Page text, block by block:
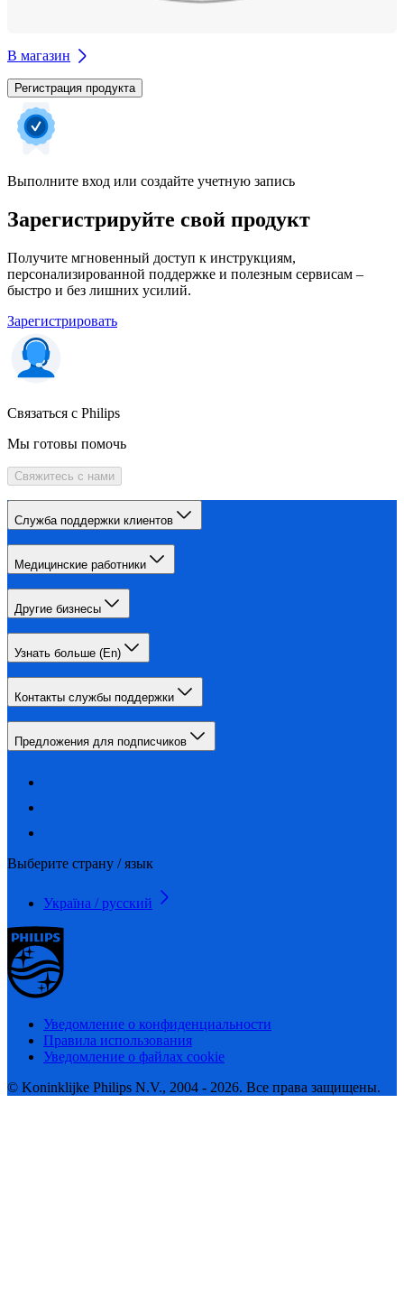
В магазин
Регистрация продукта
Выполните вход или создайте учетную запись
Зарегистрируйте свой продукт
Получите мгновенный доступ к инструкциям,
персонализированной поддержке и полезным сервисам –
быстро и без лишних усилий.
Зарегистрировать
Связаться с Philips
Мы готовы помочь
Свяжитесь с нами
Служба поддержки клиентов
Медицинские работники
Другие бизнесы
Узнать больше (En)
Контакты службы поддержки
Предложения для подписчиков
Выберите страну / язык
Україна / русский
Уведомление о конфиденциальности
Правила использования
Уведомление о файлах cookie
© Koninklijke Philips N.V., 2004 - 2026. Все права защищены.